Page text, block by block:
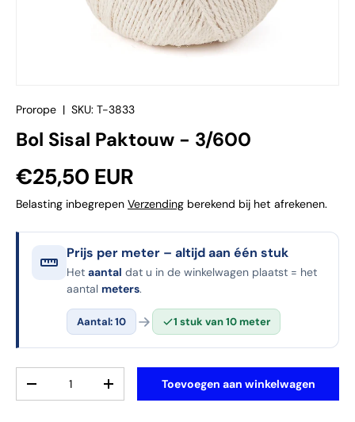
Prorope | SKU: T-3833
Bol Sisal Paktouw - 3/600
Reguliere prijs
€25,50 EUR
Belasting inbegrepen Verzending berekend bij het afrekenen.
Prijs per meter – altijd aan één stuk
Het aantal dat u in de winkelwagen plaatst = het
aantal meters.
Aantal: 10 1 stuk van 10 meter
Verlaag de hoeveelheidVerhoog de hoeveelheid
Toevoegen aan winkelwagen